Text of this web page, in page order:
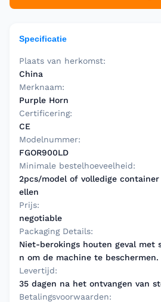
Specificatie
Plaats van herkomst:
China
Merknaam:
Purple Horn
Certificering:
CE
Modelnummer:
FGOR900LD
Minimale bestelhoeveelheid:
2pcs/model of volledige
ellen
Prijs:
negotiable
Packaging Details:
Niet-berokings houten geval met
n om de machine te beschermen.
Levertijd:
35 dagen na het ontvangen van
Betalingsvoorwaarden: